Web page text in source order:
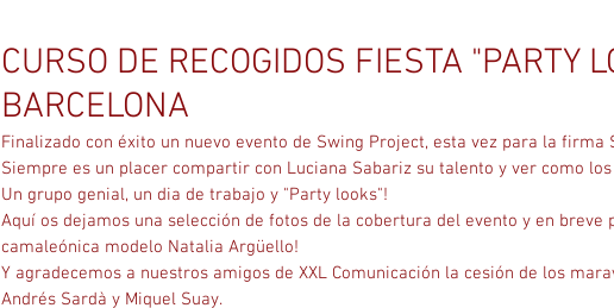
CURSO DE RECOGIDOS FIESTA "PARTY
BARCELONA
Finalizado con éxito un nuevo evento de Swing Project, esta vez para la firma
Siempre es un placer compartir con Luciana Sabariz su talento y ver como
Un grupo genial, un dia de trabajo y "Party looks"!
Aquí os dejamos una selección de fotos de la cobertura del evento y en
camaleónica modelo Natalia Argüello!
Y agradecemos a nuestros amigos de XXL Comunicación la cesión de los
Andrés Sardà y Miquel Suay.